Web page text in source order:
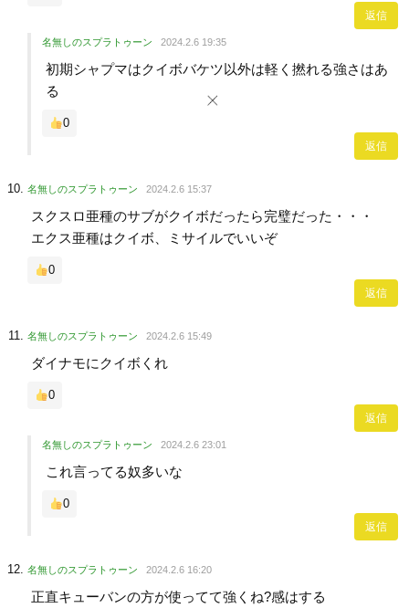
返信
名無しのスプラトゥーン 2024.2.6 19:35
初期シャプマはクイボバケツ以外は軽く撚れる強さはあ
る
0
返信
名無しのスプラトゥーン 2024.2.6 15:37
スクスロ亜種のサブがクイボだったら完璧だった・・・
エクス亜種はクイボ、ミサイルでいいぞ
0
返信
名無しのスプラトゥーン 2024.2.6 15:49
ダイナモにクイボくれ
0
返信
名無しのスプラトゥーン 2024.2.6 23:01
これ言ってる奴多いな
0
返信
名無しのスプラトゥーン 2024.2.6 16:20
正直キューバンの方が使ってて強くね?感はする